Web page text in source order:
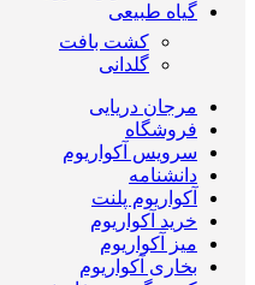
گیاه طبیعی
کشت بافت
گلدانی
مرجان دریایی
فروشگاه
سرویس آکواریوم
دانشنامه
آکواریوم پلنت
خرید آکواریوم
میز آکواریوم
بخاری آکواریوم